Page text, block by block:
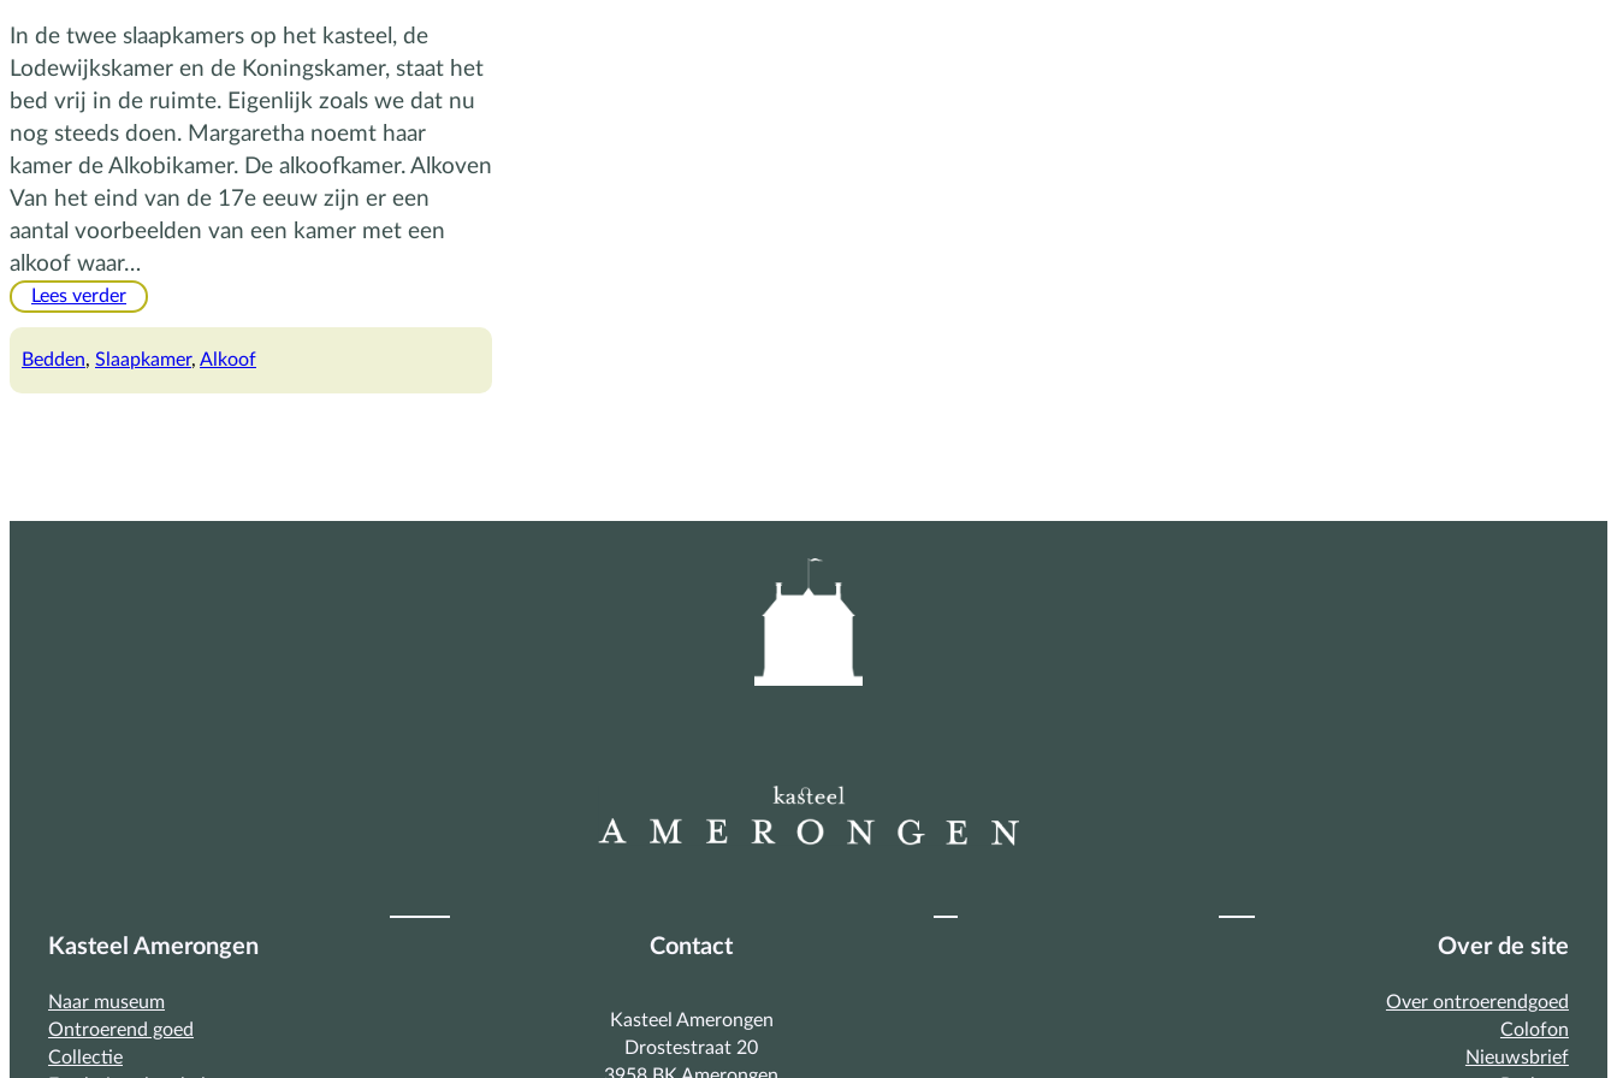
In de twee slaapkamers op het kasteel, de
Lodewijkskamer en de Koningskamer, staat het
bed vrij in de ruimte. Eigenlijk zoals we dat nu
nog steeds doen. Margaretha noemt haar
kamer de Alkobikamer. De alkoofkamer. Alkoven
Van het eind van de 17e eeuw zijn er een
aantal voorbeelden van een kamer met een
alkoof waar…
Lees verder:
Bedden, Slaapkamer, Alkoof
Kasteel Amerongen
Naar museum
Ontroerend goed
Collectie
Contact
Kasteel Amerongen
Drostestraat 20
Over de site
Over ontroerendgoed
Colofon
Nieuwsbrief